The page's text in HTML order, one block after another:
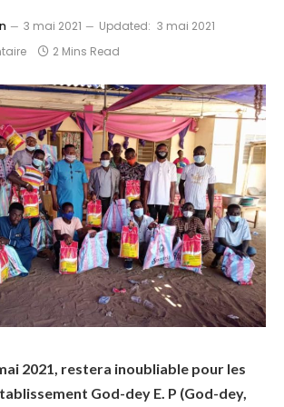
3 mai 2021 Updated: 3 mai 2021
2 Mins Read
2021, restera inoubliable pour les
God-dey E. P (God-dey,